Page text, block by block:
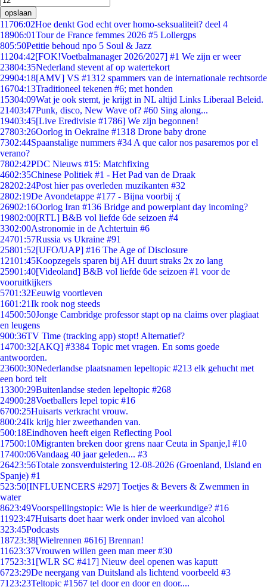
opslaan
11706:02Hoe denkt God echt over homo-seksualiteit? deel 4
18906:01Tour de France femmes 2026 #5 Lollergps
805:50Petitie behoud npo 5 Soul & Jazz
11204:42[FOK!Voetbalmanager 2026/2027] #1 We zijn er weer
23804:35Nederland stevent af op watertekort
29904:18[AMV] VS #1312 spammers van de internationale rechtsorde
16704:13Traditioneel tekenen #6; met honden
15304:09Wat je ook stemt, je krijgt in NL altijd Links Liberaal Beleid.
21403:47Punk, disco, New Wave of? #60 Sing along...
19403:45[Live Eredivisie #1786] We zijn begonnen!
27803:26Oorlog in Oekraïne #1318 Drone baby drone
7302:44Spaanstalige nummers #34 A que calor nos pasaremos por el
verano?
7802:42PDC Nieuws #15: Matchfixing
4602:35Chinese Politiek #1 - Het Pad van de Draak
28202:24Post hier pas overleden muzikanten #32
2802:19De Avondetappe #177 - Bijna voorbij :(
26902:16Oorlog Iran #136 Bridge and powerplant day incoming?
19802:00[RTL] B&B vol liefde 6de seizoen #4
3302:00Astronomie in de Achtertuin #6
24701:57Russia vs Ukraine #91
25801:52[UFO/UAP] #16 The Age of Disclosure
12101:45Koopzegels sparen bij AH duurt straks 2x zo lang
25901:40[Videoland] B&B vol liefde 6de seizoen #1 voor de
vooruitkijkers
5701:32Eeuwig voortleven
1601:21Ik rook nog steeds
14500:50Jonge Cambridge professor stapt op na claims over plagiaat
en leugens
900:36TV Time (tracking app) stopt! Alternatief?
14700:32[AKQ] #3384 Topic met vragen. En soms goede
antwoorden.
23600:30Nederlandse plaatsnamen lepeltopic #213 elk gehucht met
een bord telt
13300:29Buitenlandse steden lepeltopic #268
24900:28Voetballers lepel topic #16
6700:25Huisarts verkracht vrouw.
800:24Ik krijg hier zweethanden van.
500:18Eindhoven heeft eigen Reflecting Pool
17500:10Migranten breken door grens naar Ceuta in Spanje,l #10
17400:06Vandaag 40 jaar geleden... #3
26423:56Totale zonsverduistering 12-08-2026 (Groenland, IJsland en
Spanje) #1
523:50[INFLUENCERS #297] Toetjes & Bevers & Zwemmen in
water
8623:49Voorspellingstopic: Wie is hier de weerkundige? #16
11923:47Huisarts doet haar werk onder invloed van alcohol
323:45Podcasts
18723:38[Wielrennen #616] Brennan!
11623:37Vrouwen willen geen man meer #30
17523:31 [WLR SC #417] Nieuw deel openen was kaputt
6723:29De neergang van Duitsland als lichtend voorbeeld #3
71 23:23Teltopic #1567 tel door en door en door....